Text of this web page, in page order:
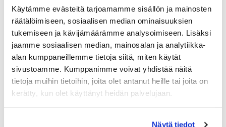
Käytämme evästeitä tarjoamamme sisällön ja mainosten
räätälöimiseen, sosiaalisen median ominaisuuksien
tukemiseen ja kävijämäärämme analysoimiseen. Lisäksi
jaamme sosiaalisen median, mainosalan ja analytiikka-
alan kumppaneillemme tietoja siitä, miten käytät
sivustoamme. Kumppanimme voivat yhdistää näitä
tietoja muihin tietoihin, joita olet antanut heille tai joita on
kerätty, kun olet käyttänyt heidän palvelujaan.
Näytä tiedot
pistebogey. Kilpailumaksusta lahjoitetaan 30 €/ pelaaja
Naisten Pankin työn tukemiseen. Tervetuloa siis mukaan
tekemään hyvää!
Ilmoittautuminen
Keskiviikkona 6.7. pelataan senioreiden seuraottelu
Muuramessa.